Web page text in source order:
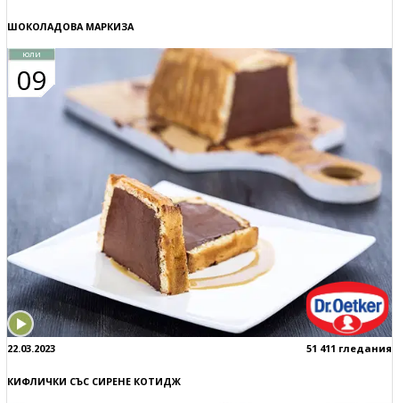
ШОКОЛАДОВА МАРКИЗА
юли
09
22.03.2023 51 411 гледания
КИФЛИЧКИ СЪС СИРЕНЕ КОТИДЖ